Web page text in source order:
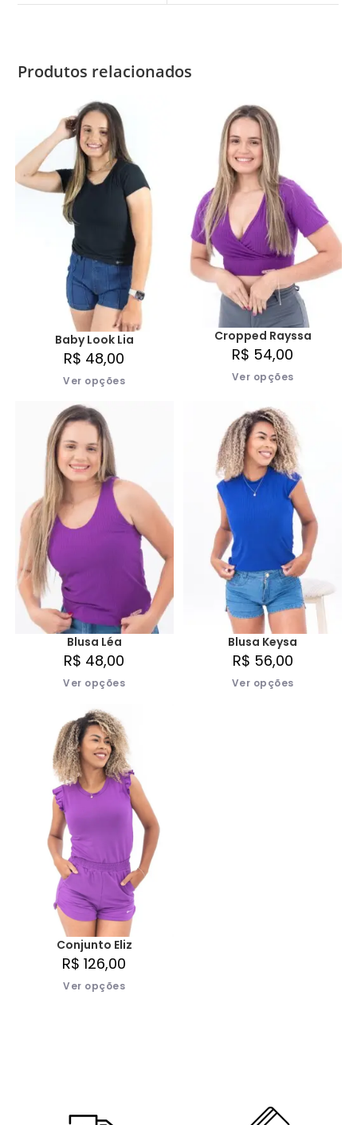
0
Produtos relacionados
Baby Look Lia
R$ 48,00
Ver opções
Cropped Rayssa
R$ 54,00
Ver opções
Blusa Léa
R$ 48,00
Ver opções
Blusa Keysa
R$ 56,00
Ver opções
Conjunto Eliz
R$ 126,00
Ver opções